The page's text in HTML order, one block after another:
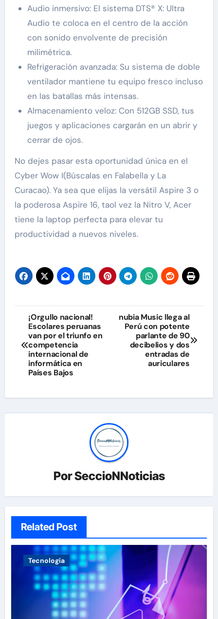
Audio inmersivo: El sistema DTS® X: Ultra
Audio te coloca en el centro de la acción
con sonido envolvente de precisión
milimétrica.
Refrigeración avanzada: Su sistema de doble
ventilador mantiene tu equipo fresco incluso
en las batallas más intensas.
Almacenamiento veloz: Con 512GB SSD, tus
juegos y aplicaciones cargarán en un abrir y
cerrar de ojos.
No dejes pasar esta oportunidad única en el
Cyber Wow I(Búscalas en Falabella y La
Curacao). Ya sea que elijas la versátil Aspire 3 o
la poderosa Aspire 16, taol vez la Nitro V, Acer
tiene la laptop perfecta para elevar tu
productividad a nuevos niveles.
Navegación
de
entradas
¡Orgullo nacional!
Escolares peruanas
van por el triunfo en
competencia
internacional de
informática en
Países Bajos
nubia Music llega al
Perú con potente
parlante de 90
decibelios y dos
entradas de
auriculares
PorSeccioNNoticias
Related Post
Tecnología